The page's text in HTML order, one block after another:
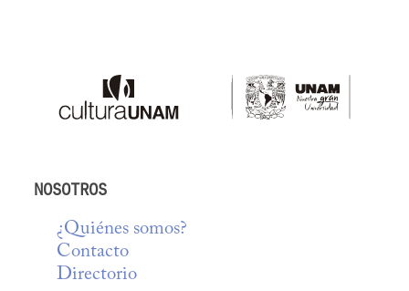
NOSOTROS
¿Quiénes somos?
Contacto
Directorio